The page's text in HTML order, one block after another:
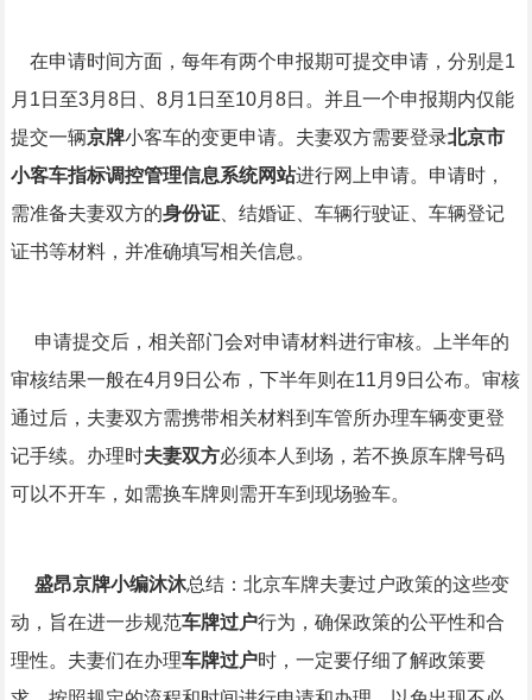
在申请时间方面，每年有两个申报期可提交申请，分别是1
月1日至3月8日、8月1日至10月8日。并且一个申报期内仅能
提交一辆京牌小客车的变更申请。夫妻双方需要登录北京市
小客车指标调控管理信息系统网站进行网上申请。申请时，
需准备夫妻双方的身份证、结婚证、车辆行驶证、车辆登记
证书等材料，并准确填写相关信息。
申请提交后，相关部门会对申请材料进行审核。上半年的
审核结果一般在4月9日公布，下半年则在11月9日公布。审核
通过后，夫妻双方需携带相关材料到车管所办理车辆变更登
记手续。办理时夫妻双方必须本人到场，若不换原车牌号码
可以不开车，如需换车牌则需开车到现场验车。
盛昂京牌小编沐沐总结：北京车牌夫妻过户政策的这些变
动，旨在进一步规范车牌过户行为，确保政策的公平性和合
理性。夫妻们在办理车牌过户时，一定要仔细了解政策要